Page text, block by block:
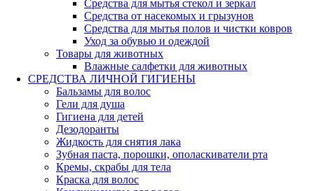
Средства для мытья стекол и зеркал
Средства от насекомых и грызунов
Средства для мытья полов и чистки ковров
Уход за обувью и одеждой
Товары для животных
Влажные салфетки для животных
СРЕДСТВА ЛИЧНОЙ ГИГИЕНЫ
Бальзамы для волос
Гели для душа
Гигиена для детей
Дезодоранты
Жидкость для снятия лака
Зубная паста, порошки, ополаскиватели рта
Кремы, скрабы для тела
Краска для волос